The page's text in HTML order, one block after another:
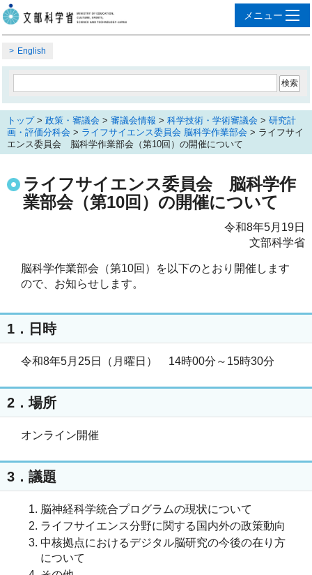
English
トップ> 政策・審議会 > 審議会情報 > 科学技術・学術審議会 > 研究計
画・評価分科会 > ライフサイエンス委員会 脳科学作業部会 > ライフサイ
エンス委員会 脳科学作業部会（第10回）の開催について
ライフサイエンス委員会 脳科学作
業部会（第10回）の開催について
令和8年5月19日
文部科学省
脳科学作業部会（第10回）を以下のとおり開催します
ので、お知らせします。
1．日時
令和8年5月25日（月曜日） 14時00分～15時30分
2．場所
オンライン開催
3．議題
脳神経科学統合プログラムの現状について
ライフサイエンス分野に関する国内外の政策動向
中核拠点におけるデジタル脳研究の今後の在り方
について